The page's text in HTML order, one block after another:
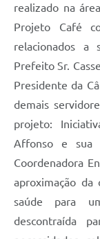
realizado na
Projeto Café
relacionados a
Prefeito Sr.
Presidente da
demais
projeto:
Affonso e sua
Coordenadora
aproximação da
saúde para
descontraída